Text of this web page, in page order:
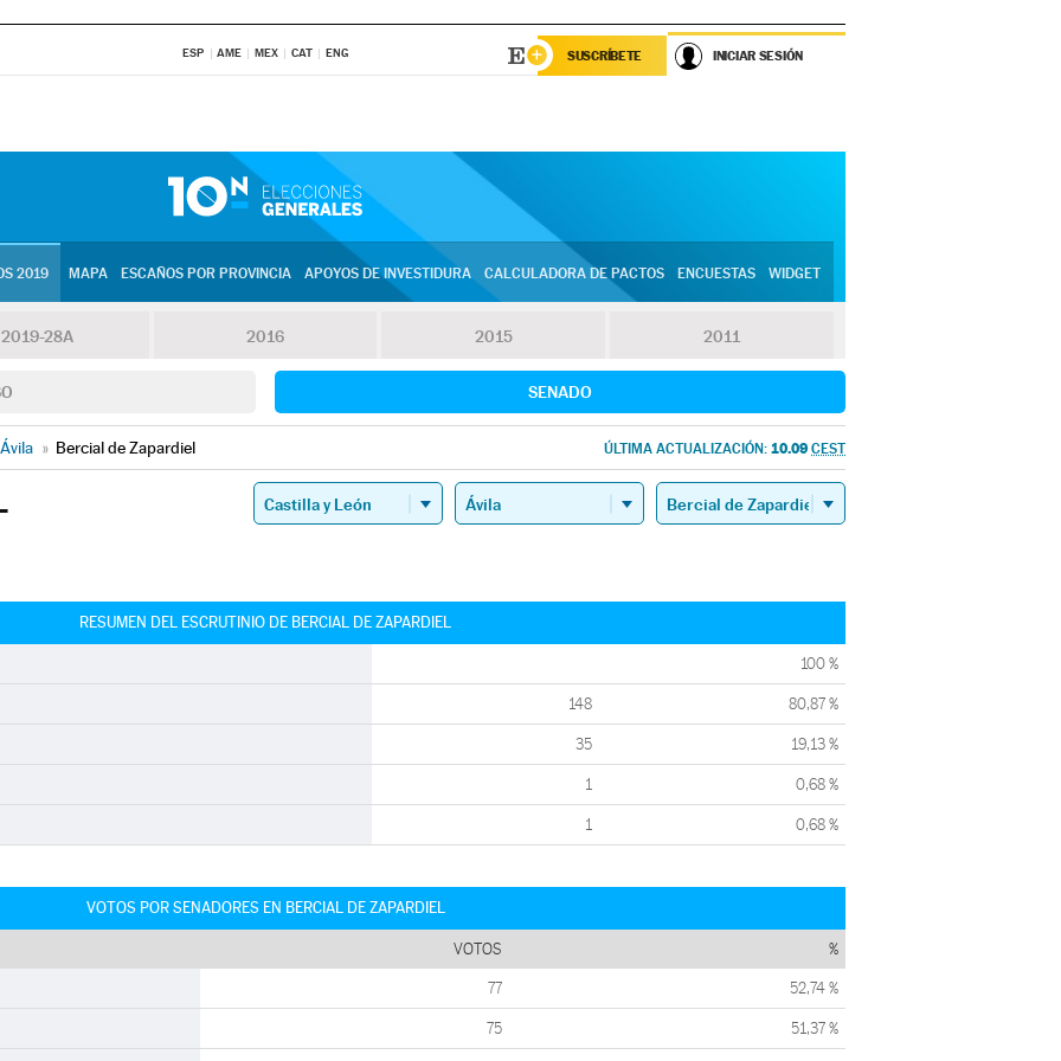
ESP AME MEX CAT ENG SUSCRÍBETE INICIAR SESIÓN
2019 MAPA ESCAÑOS POR PROVINCIA APOYOS DE INVESTIDURA CALCULADORA DE PACTOS ENCUESTAS WIDGET
2019-28A 2016 2015 2011
SENADO
Ávila » Bercial de Zapardiel ÚLTIMA ACTUALIZACIÓN: 10.09 CEST
RESUMEN DEL ESCRUTINIO DE BERCIAL DE ZAPARDIEL
100 %
148 80,87 %
35 19,13 %
1 0,68 %
1 0,68 %
VOTOS POR SENADORES EN BERCIAL DE ZAPARDIEL
VOTOS %
77 52,74 %
75 51,37 %